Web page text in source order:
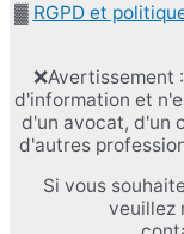
▓ RGPD et
d'information et
d'un avocat, d'un
d'autres
Si vous
veuillez